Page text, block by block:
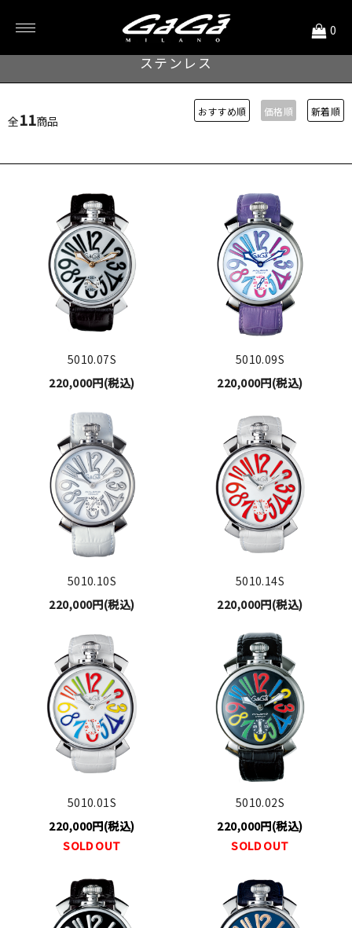
0
MANUALE 48MM
ステンレス
全11商品
おすすめ順 価格順 新着順
5010.07S
220,000円(税込)
5010.09S
220,000円(税込)
5010.10S
220,000円(税込)
5010.14S
220,000円(税込)
5010.01S
220,000円(税込)
SOLD OUT
5010.02S
220,000円(税込)
SOLD OUT